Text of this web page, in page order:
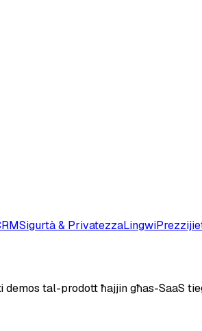
Sigurtà & PrivatezzaLingwi
tal-prodott ħajjin għas-SaaS